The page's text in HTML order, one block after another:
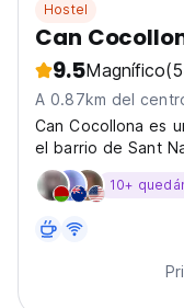
Hostel
Can
9.5Magnífico
A 0.87km del
Can Cocollona es
el barrio de Sant
10+